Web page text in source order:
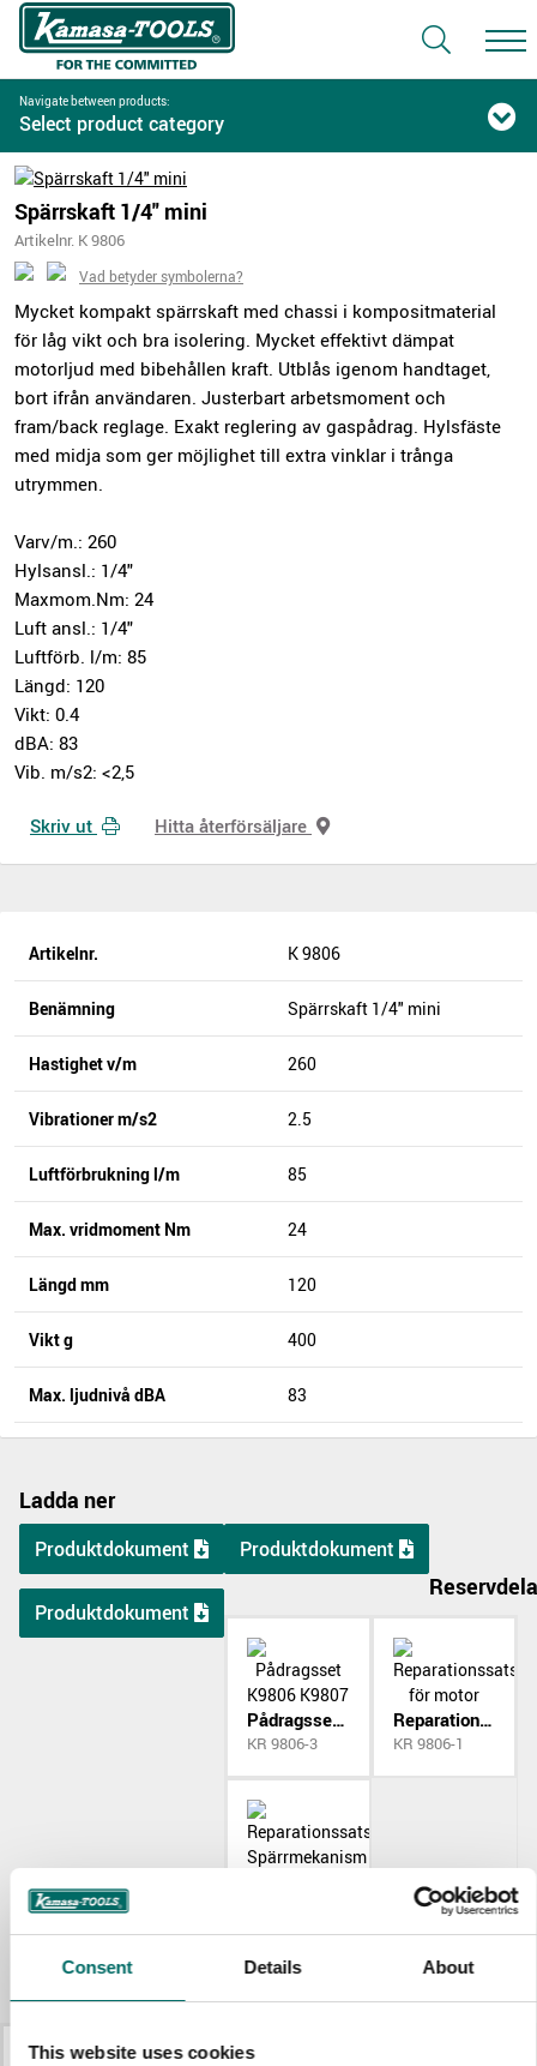
Consent Details About
This website uses cookies
Navigate between products:
Select product category
Spärrskaft 1/4" mini
Artikelnr. K 9806
Vad betyder symbolerna?
Mycket kompakt spärrskaft med chassi i kompositmaterial
för låg vikt och bra isolering. Mycket effektivt dämpat
motorljud med bibehållen kraft. Utblås igenom handtaget,
bort ifrån användaren. Justerbart arbetsmoment och
fram/back reglage. Exakt reglering av gaspådrag. Hylsfäste
med midja som ger möjlighet till extra vinklar i trånga
utrymmen.
Varv/m.: 260
Hylsansl.: 1/4"
Maxmom.Nm: 24
Luft ansl.: 1/4"
Luftförb. l/m: 85
Längd: 120
Vikt: 0.4
dBA: 83
Vib. m/s2: <2,5
Skriv ut Hitta återförsäljare
Artikelnr. K 9806
Benämning Spärrskaft 1/4" mini
Hastighet v/m 260
Vibrationer m/s2 2.5
Luftförbrukning l/m 85
Max. vridmoment Nm 24
Längd mm 120
Vikt g 400
Max. ljudnivå dBA 83
Ladda ner
Produktdokument Produktdokument
Produktdokument
Pådragsset K9806 K9807
KR 9806-3
Reparationssats för motor
KR 9806-1
Mer Tryckluftverktyg